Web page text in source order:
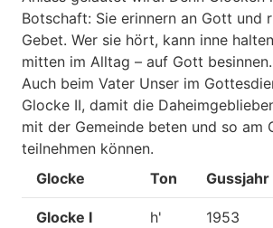
Botschaft: Sie erinnern an Gott und
Gebet. Wer sie hört, kann inne
mitten im Alltag – auf Gott besinnen.
Auch beim Vater Unser im
Glocke II, damit die
mit der Gemeinde beten und so am
teilnehmen können.
Glocke
Ton Gussjahr
Glocke I
h' 1953